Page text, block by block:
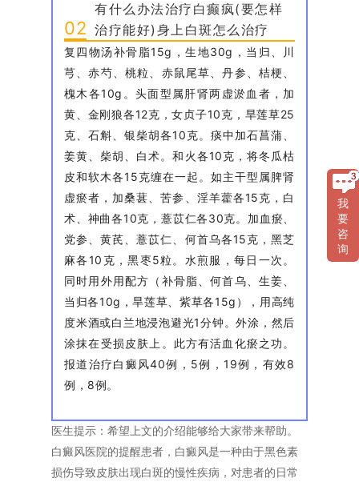
02
有什么办法治疗白癫疯(要怎样
治疗能好)身上白斑怎么治疗
复四物汤补骨脂15g，生地30g，当归、川
芎、赤芍、桃粒、赤鼠尾草、丹参、桔梗、
槐木各10g。头面型属肝肾两虚淤血者，加
黄、金刚狼各12克，女贞子10克，旱莲草25
克、石斛、银柴胡各10克。痰中加石菖蒲、
姜黄、柴胡、白术。和火各10克，将冬瓜枯
皮和软木各15克缠在一起。如主干型属脾肾
虚瘀者，加桑葚、苦参、淫羊藿各15克，白
术、神曲各10克，薏苡仁各30克。加血瘀、
党参、黄芪、薏苡仁、何首乌各15克，黑芝
麻各10克，黑枣5粒。水煎服，每日一次。
同时用外用配方（补骨脂、何首乌、生姜、
当归各10g，旱莲草、紫草各15g），用高纯
度米酒或白兰地浸泡避光1分钟。外涂，然后
涂抹在受损皮肤上。此方有活血化瘀之功。
报道治疗白癜风40例，5例，19例，有效8
例，8例。
医生提示：希望上文的介绍能够给大家带来帮助。
白癜风医院的提醒患者，白癜风是一种由于黑色素
损伤导致皮肤出现白斑的慢性疾病，对患者的日常
我
要
咨
询